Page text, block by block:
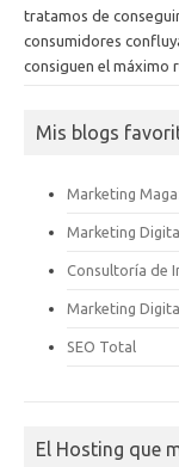
tratamos de
consumidores
consiguen el máximo
Mis blogs
Marketing
Marketing
Consultoría de
Marketing
SEO Total
El Hosting que